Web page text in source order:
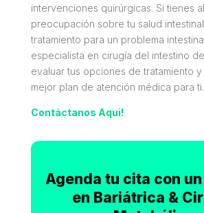
intervenciones quirúrgicas. Si tienes
preocupación sobre tu salud
tratamiento para un problema
especialista en cirugía del intestino
evaluar tus opciones de tratamiento
mejor plan de atención médica para ti.
Contáctanos Aqui!
Agenda tu cita con
en Bariátrica &